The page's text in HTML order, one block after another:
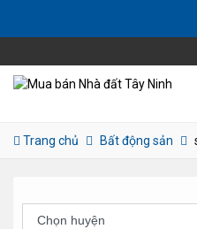
Trang chủ Bất động sản